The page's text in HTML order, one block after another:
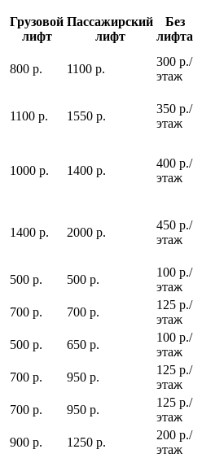
Грузовой
лифт
Пассажирский
лифт
Без
лифта
800 р. 1100 р.
300 р./
этаж
1100 р. 1550 р.
350 р./
этаж
1000 р. 1400 р.
400 р./
этаж
1400 р. 2000 р.
450 р./
этаж
500 р. 500 р.
100 р./
этаж
700 р. 700 р.
125 р./
этаж
500 р. 650 р.
100 р./
этаж
700 р. 950 р.
125 р./
этаж
700 р. 950 р.
125 р./
этаж
900 р. 1250 р.
200 р./
этаж